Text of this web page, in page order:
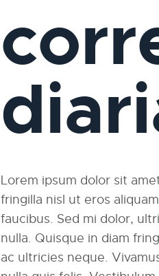
Lorem ipsum dolor sit
fringilla nisl ut eros
faucibus. Sed mi dolor,
nulla. Quisque in diam
ac ultricies neque.